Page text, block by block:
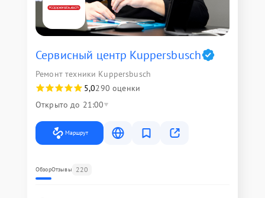
Сервисный центр Kuppersbusch
Ремонт техники Kuppersbusch
5,0290 оценки
Открыто до 21:00
Маршрут
ОбзорОтзывы 220